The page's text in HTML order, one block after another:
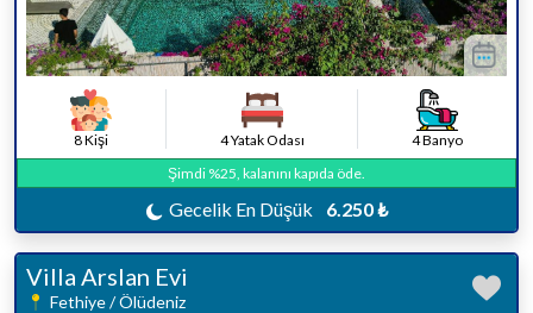
8 Kişi 4 Yatak Odası
4 Banyo
Şimdi %25, kalanını kapıda öde.
Gecelik En Düşük 6.250 ₺
Villa Arslan Evi
Fethiye / Ölüdeniz